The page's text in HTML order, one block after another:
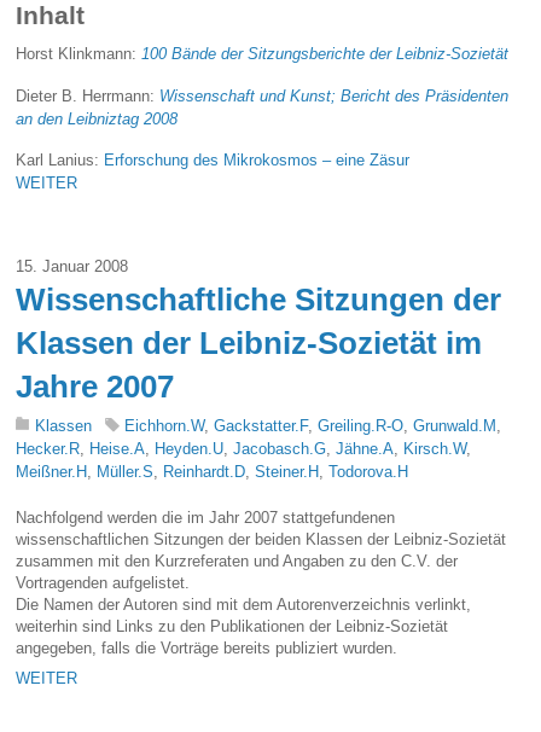
Inhalt
Horst Klinkmann:100 Bände der Sitzungsberichte der Leibniz-Sozietät
Dieter B. Herrmann: Wissenschaft und Kunst; Bericht des Präsidenten
an den Leibniztag 2008
Karl Lanius: Erforschung des Mikrokosmos – eine Zäsur
WEITER
15. Januar 2008
Wissenschaftliche Sitzungen der
Klassen der Leibniz-Sozietät im
Jahre 2007
Klassen Eichhorn.W,Gackstatter.F,Greiling.R-O,Grunwald.M ,
Hecker.R, Heise.A, Heyden.U,Jacobasch.G,Jähne.A, Kirsch.W,
Meißner.H , Müller.S, Reinhardt.D,Steiner.H ,Todorova.H
Nachfolgend werden die im Jahr 2007 stattgefundenen
wissenschaftlichen Sitzungen der beiden Klassen der Leibniz-Sozietät
zusammen mit den Kurzreferaten und Angaben zu den C.V. der
Vortragenden aufgelistet.
Die Namen der Autoren sind mit dem Autorenverzeichnis verlinkt,
weiterhin sind Links zu den Publikationen der Leibniz-Sozietät
angegeben, falls die Vorträge bereits publiziert wurden.
WEITER